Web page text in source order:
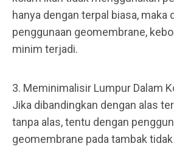
hanya dengan terpal biasa, maka
penggunaan geomembrane,
minim terjadi.
3. Meminimalisir Lumpur Dalam
Jika dibandingkan dengan alas
tanpa alas, tentu dengan
geomembrane pada tambak tidak